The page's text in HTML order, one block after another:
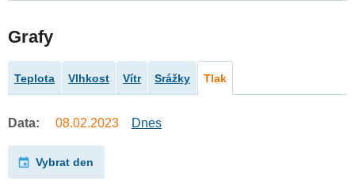
Grafy
Teplota Vlhkost Vítr Srážky Tlak
Data: 08.02.2023 Dnes
Vybrat den